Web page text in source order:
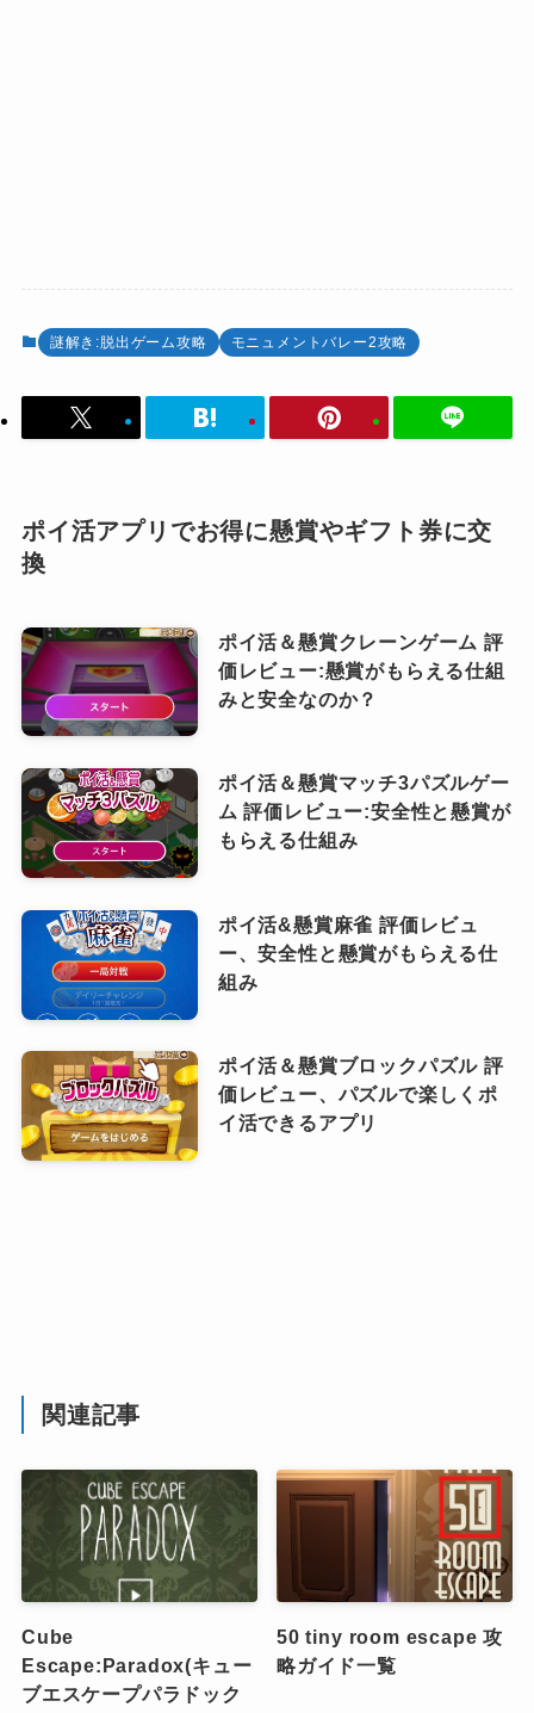
謎解き:脱出ゲーム攻略 モニュメントバレー2攻略
ポイ活アプリでお得に懸賞やギフト券に交
換
ポイ活＆懸賞クレーンゲーム 評
価レビュー:懸賞がもらえる仕組
みと安全なのか？
ポイ活＆懸賞マッチ3パズルゲー
ム 評価レビュー:安全性と懸賞が
もらえる仕組み
ポイ活&懸賞麻雀 評価レビュ
ー、安全性と懸賞がもらえる仕
組み
ポイ活＆懸賞ブロックパズル 評
価レビュー、パズルで楽しくポ
イ活できるアプリ
関連記事
Cube
Escape:Paradox(キュー
ブエスケープパラドック
50 tiny room escape 攻
略ガイド一覧